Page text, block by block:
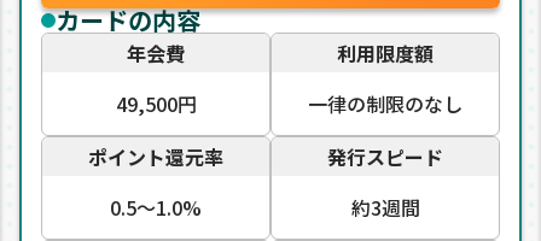
カードの内容
年会費
49,500円
利用限度額
一律の制限のなし
ポイント還元率
0.5〜1.0%
発行スピード
約3週間